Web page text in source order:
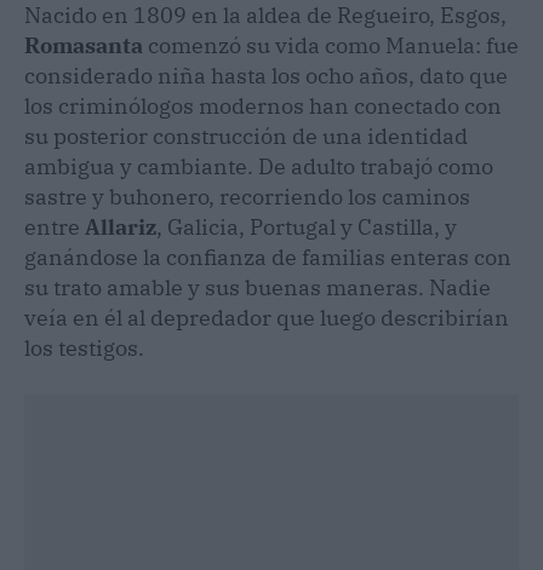
Nacido en 1809 en la aldea de Regueiro, Esgos,
Romasanta comenzó su vida como Manuela: fue
considerado niña hasta los ocho años, dato que
los criminólogos modernos han conectado con
su posterior construcción de una identidad
ambigua y cambiante. De adulto trabajó como
sastre y buhonero, recorriendo los caminos
entre Allariz, Galicia, Portugal y Castilla, y
ganándose la confianza de familias enteras con
su trato amable y sus buenas maneras. Nadie
veía en él al depredador que luego describirían
los testigos.